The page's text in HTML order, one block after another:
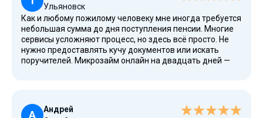
Ульяновск
Как и любому пожилому человеку мне иногда требуется
небольшая сумма до дня поступления пенсии. Многие
сервисы усложняют процесс, но здесь всё просто. Не
нужно предоставлять кучу документов или искать
поручителей. Микрозайм онлайн на двадцать дней —
банковский счет, но я выбрала карту Сбербанка. Всем
довольна, спасибо.
А
Андрей